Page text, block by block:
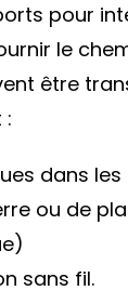
pour
le
être
:
dans
ou de
sans fil.